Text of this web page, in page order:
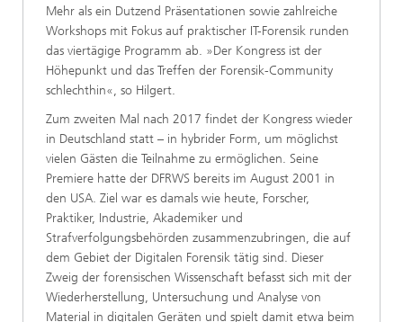
Mehr als ein Dutzend Präsentationen sowie zahlreiche
Workshops mit Fokus auf praktischer IT-Forensik runden
das viertägige Programm ab. »Der Kongress ist der
Höhepunkt und das Treffen der Forensik-Community
schlechthin«, so Hilgert.
Zum zweiten Mal nach 2017 findet der Kongress wieder
in Deutschland statt – in hybrider Form, um möglichst
vielen Gästen die Teilnahme zu ermöglichen. Seine
Premiere hatte der DFRWS bereits im August 2001 in
den USA. Ziel war es damals wie heute, Forscher,
Praktiker, Industrie, Akademiker und
Strafverfolgungsbehörden zusammenzubringen, die auf
dem Gebiet der Digitalen Forensik tätig sind. Dieser
Zweig der forensischen Wissenschaft befasst sich mit der
Wiederherstellung, Untersuchung und Analyse von
Material in digitalen Geräten und spielt damit etwa beim